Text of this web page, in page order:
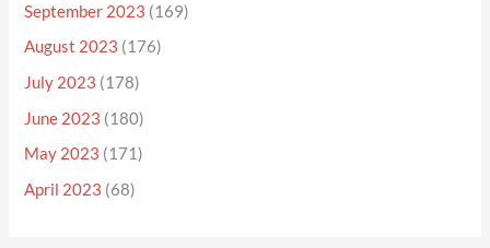
September 2023 (169)
August 2023 (176)
July 2023 (178)
June 2023 (180)
May 2023 (171)
April 2023 (68)